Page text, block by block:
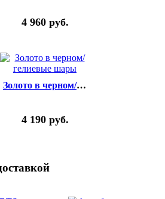
4 960 руб.
Золото в черном/гелиевые шары
4 190 руб.